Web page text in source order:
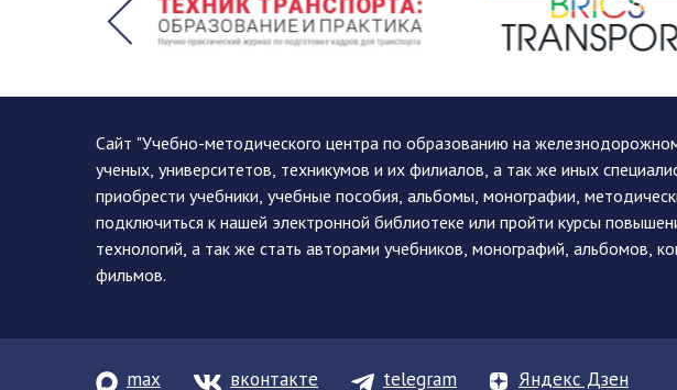
Сайт "Учебно-методического центра по образованию на
ученых, университетов, техникумов и их филиалов, а так же иных
приобрести учебники, учебные пособия, альбомы, монографии,
подключиться к нашей электронной библиотеке или пройти курсы
технологий, а так же стать авторами учебников, монографий, альбомов,
фильмов.
max вконтакте telegram Яндекс Дзен